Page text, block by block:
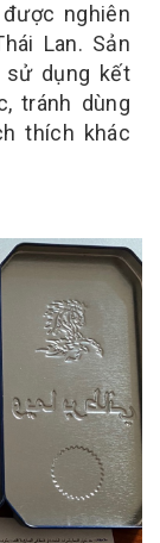
được nghiên
Lan. Sản
dụng kết
tránh dùng
thích khác